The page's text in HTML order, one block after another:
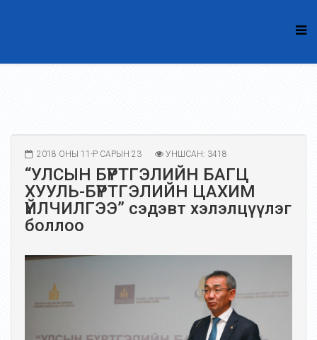
2018 ОНЫ 11-Р САРЫН 23 УНШСАН: 3418
“УЛСЫН БҮРТГЭЛИЙН БАГЦ
ХУУЛЬ-БҮРТГЭЛИЙН ЦАХИМ
ҮЙЛЧИЛГЭЭ” сэдэвт хэлэлцүүлэг
боллоо